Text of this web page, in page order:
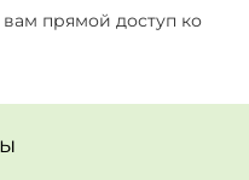
прямой доступ ко